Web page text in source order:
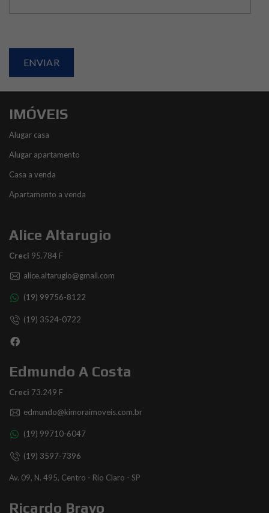
IMÓVEIS
Alugar casa
Alugar apartamento
Casa a venda
Apartamento a venda
Alice Altarugio
Creci 95.784 F
alice.altarugio@gmail.com
(19) 99756-8122
(19) 3524-0722
Edmundo A Costa
Creci 73.249 F
edmundo@kimoraimoveis.com.br
(19) 99710-6047
(19) 3597-7396
Av. 09, N. 495, Centro - Rio Claro - SP
Ricardo Bravo